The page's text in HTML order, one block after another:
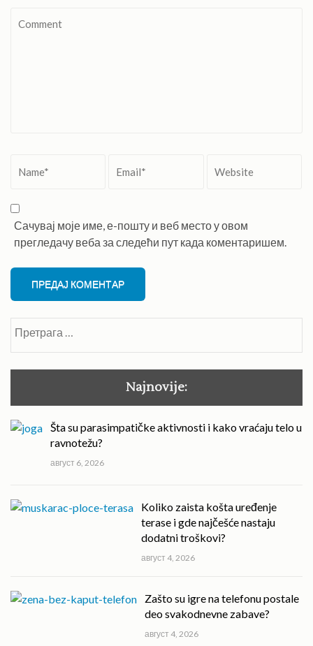
Сачувај моје име, е-пошту и веб место у овом
прегледачу веба за следећи пут када коментаришем.
Najnovije:
Šta su parasimpatičke aktivnosti i kako vraćaju telo u
ravnotežu?
август 6, 2026
Koliko zaista košta uređenje
terase i gde najčešće nastaju
dodatni troškovi?
август 4, 2026
Zašto su igre na telefonu postale
deo svakodnevne zabave?
август 4, 2026